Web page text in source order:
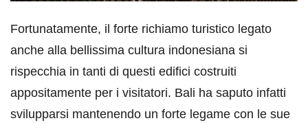
Fortunatamente, il forte richiamo turistico legato
anche alla bellissima cultura indonesiana si
rispecchia in tanti di questi edifici costruiti
appositamente per i visitatori. Bali ha saputo infatti
svilupparsi mantenendo un forte legame con le sue